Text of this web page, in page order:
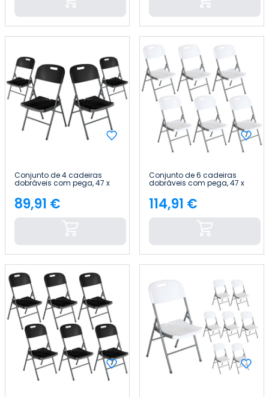
Conjunto de 4 cadeiras
dobráveis com pega, 47 x
58 x 87 cm Thinia Home
Preço
89,91 €
Conjunto de 6 cadeiras
dobráveis com pega, 47 x
58 x 87 cm Thinia Home
Preço
114,91 €